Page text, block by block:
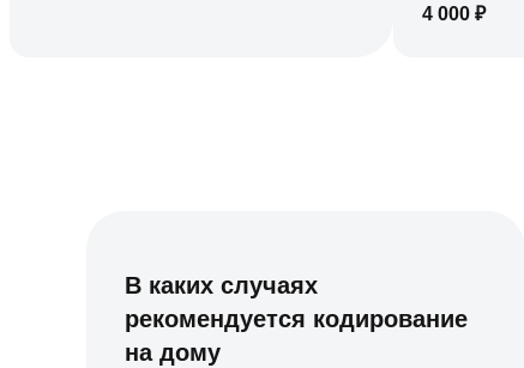
4 000 ₽
В каких случаях
рекомендуется кодирование
на дому